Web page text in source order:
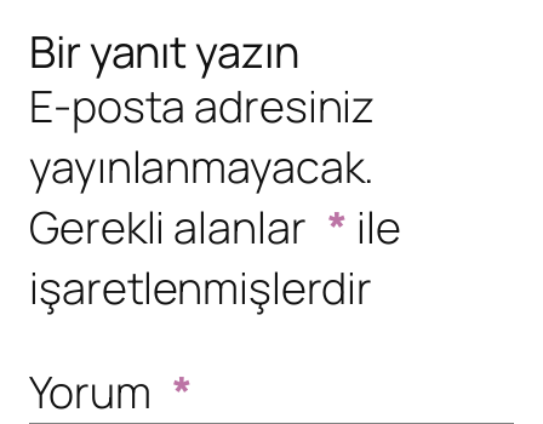
Bir yanıt yazın
E-posta adresiniz
yayınlanmayacak.
Gerekli alanlar * ile
işaretlenmişlerdir
Yorum *